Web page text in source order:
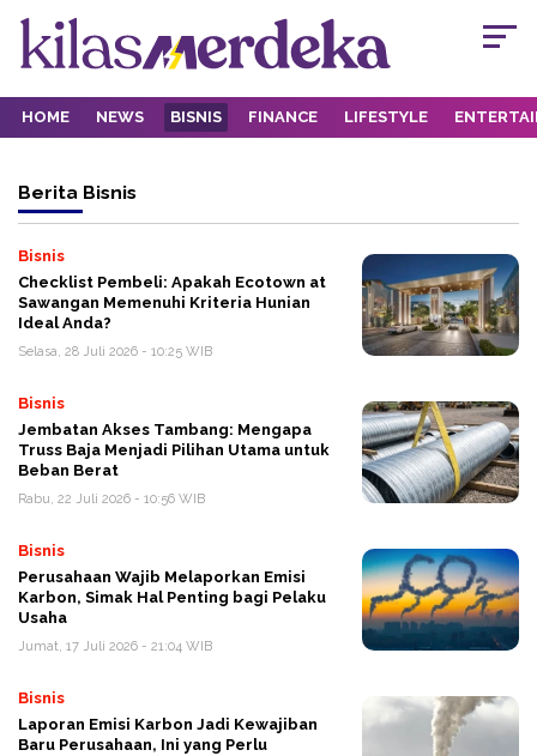
HOME NEWS BISNIS FINANCE LIFESTYLE
Berita Bisnis
Bisnis
Checklist Pembeli: Apakah Ecotown at
Sawangan Memenuhi Kriteria Hunian
Ideal Anda?
Selasa, 28 Juli 2026 - 10:25 WIB
Bisnis
Jembatan Akses Tambang: Mengapa
Truss Baja Menjadi Pilihan Utama untuk
Beban Berat
Rabu, 22 Juli 2026 - 10:56 WIB
Bisnis
Perusahaan Wajib Melaporkan Emisi
Karbon, Simak Hal Penting bagi Pelaku
Usaha
Jumat, 17 Juli 2026 - 21:04 WIB
Bisnis
Laporan Emisi Karbon Jadi Kewajiban
Baru Perusahaan, Ini yang Perlu